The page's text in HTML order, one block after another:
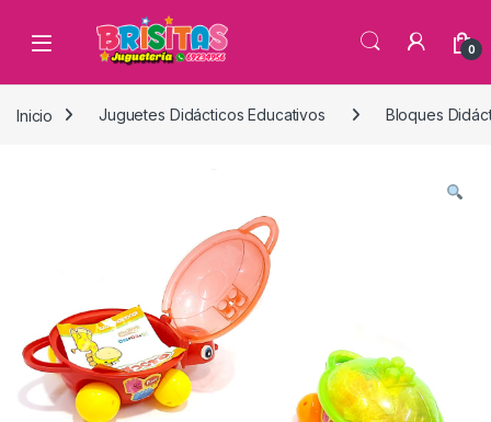
0
Inicio Juguetes Didácticos Educativos Bloques